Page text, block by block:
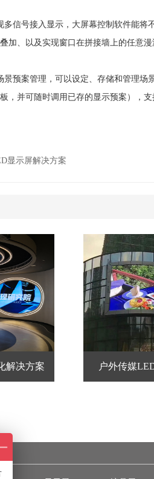
多信号接入显示，大屏幕控制软件能
加、以及实现窗口在拼接墙上的任意漫
景预案管理，可以设定、存储和管理场
，并可随时调用已存的显示预案），
显示屏解决方案
解决方案 户外传媒